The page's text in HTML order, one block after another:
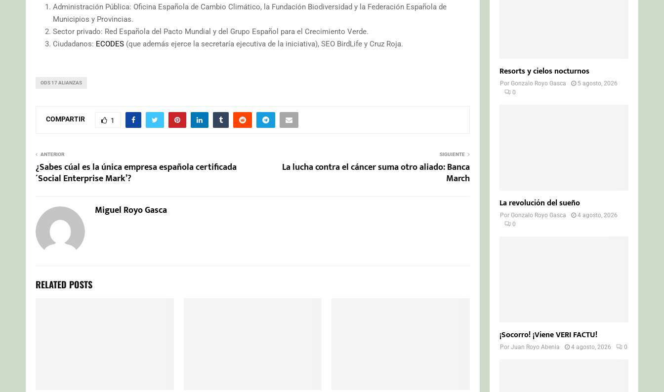
Administración Pública: Oficina Española de Cambio Climático, la Fundación Biodiversidad y la Federación Española de
Municipios y Provincias.
Sector privado: Red Española del Pacto Mundial y del Grupo Español para el Crecimiento Verde.
Ciudadanos: ECODES (que además ejerce la secretaría ejecutiva de la iniciativa), SEO BirdLife y Cruz Roja.
ODS 17 ALIANZAS
COMPARTIR 1
ANTERIOR
¿Sabes cúal es la única empresa española certificada
´Social Enterprise Mark’?
SIGUIENTE
La lucha contra el cáncer suma otro aliado: Banca
March
Miguel Royo Gasca
RELATED POSTS
Resorts y cielos nocturnos
PorGonzalo Royo Gasca
5 agosto, 2026
0
La revolución del sueño
PorGonzalo Royo Gasca
4 agosto, 2026
0
¡Socorro! ¡Viene VERI FACTU!
PorJuan Royo Abenia 4 agosto, 2026 0